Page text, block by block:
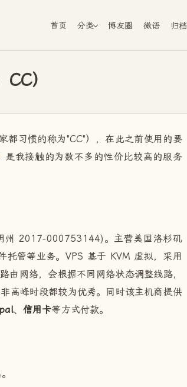
首页 分类 博友圈 微语 归档
）
都习惯的称为"CC"），在此之前使用的要
是我接触的为数不多的性价比较高的服务
州 2017-000753144)。主营美国洛杉矶
管等业务。VPS 基于 KVM 虚拟，采用
网络，会根据不同网络状态调整线路，
高峰时段都较为优秀。同时该主机商提供
、 信用卡等方式付款。